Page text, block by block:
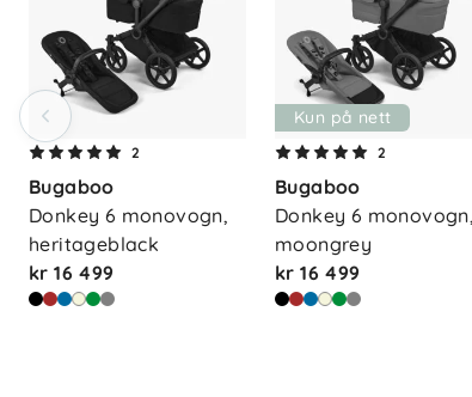
2
Bugaboo
Donkey 6 monovogn,
heritageblack
kr 16 499
Kun på nett
2
Bugaboo
Donkey 6 monovogn,
moongrey
kr 16 499